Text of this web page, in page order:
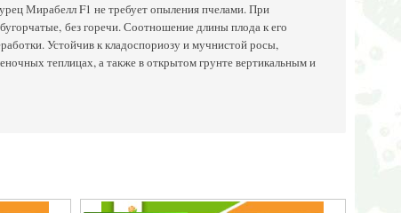
Мирабелл F1 не требует опыления пчелами. При
без горечи. Соотношение длины плода к его
Устойчив к кладоспориозу и мучнистой росы,
теплицах, а также в открытом грунте вертикальным и